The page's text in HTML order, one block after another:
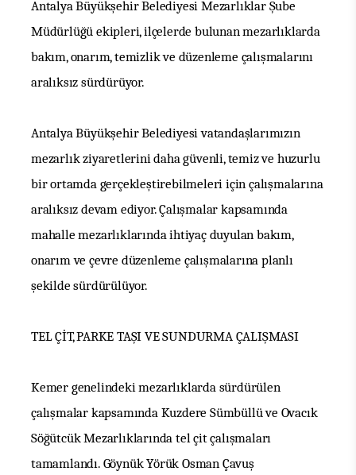
Antalya Büyükşehir Belediyesi Mezarlıklar Şube
Müdürlüğü ekipleri, ilçelerde bulunan mezarlıklarda
bakım, onarım, temizlik ve düzenleme çalışmalarını
aralıksız sürdürüyor.
Antalya Büyükşehir Belediyesi vatandaşlarımızın
mezarlık ziyaretlerini daha güvenli, temiz ve huzurlu
bir ortamda gerçekleştirebilmeleri için çalışmalarına
aralıksız devam ediyor.Çalışmalar kapsamında
mahalle mezarlıklarında ihtiyaç duyulan bakım,
onarım ve çevre düzenleme çalışmalarına planlı
şekilde sürdürülüyor.
TEL ÇİT, PARKE TAŞI VE SUNDURMA ÇALIŞMASI
Kemer genelindeki mezarlıklarda sürdürülen
çalışmalar kapsamında Kuzdere Sümbüllü ve Ovacık
Söğütcük Mezarlıklarında tel çit çalışmaları
tamamlandı. Göynük Yörük Osman Çavuş